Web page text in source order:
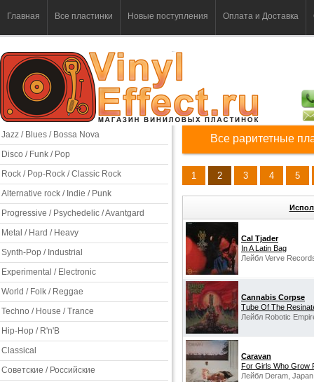
Главная Все пластинки Новые поступления Оплата и Доставка
Jazz / Blues / Bossa Nova
Disco / Funk / Pop
Rock / Pop-Rock / Classic Rock
Alternative rock / Indie / Punk
Progressive / Psychedelic / Avantgard
Metal / Hard / Heavy
Synth-Pop / Industrial
Experimental / Electronic
World / Folk / Reggae
Techno / House / Trance
Hip-Hop / R'n'B
Classical
Советские / Российские
Все раритетные
1 2 3 4 5
Cal Tjader
In A Latin Bag
Лейбл Verve
Cannabis Corpse
Tube Of The
Лейбл Robotic
Caravan
For Girls Who Grow
Лейбл Deram,